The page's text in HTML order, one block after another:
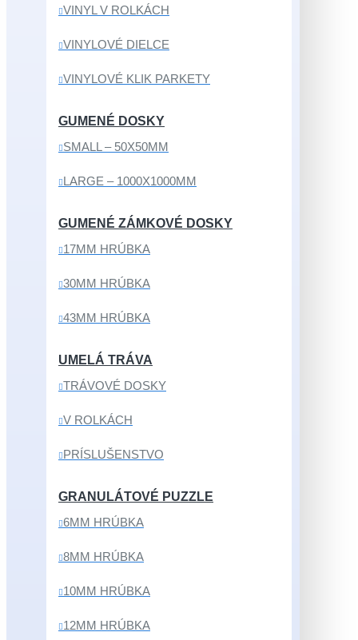
VINYL V ROLKÁCH
VINYLOVÉ DIELCE
VINYLOVÉ KLIK PARKETY
GUMENÉ DOSKY
SMALL – 50X50MM
LARGE – 1000X1000MM
GUMENÉ ZÁMKOVÉ DOSKY
17MM HRÚBKA
30MM HRÚBKA
43MM HRÚBKA
UMELÁ TRÁVA
TRÁVOVÉ DOSKY
V ROLKÁCH
PRÍSLUŠENSTVO
GRANULÁTOVÉ PUZZLE
6MM HRÚBKA
8MM HRÚBKA
10MM HRÚBKA
12MM HRÚBKA